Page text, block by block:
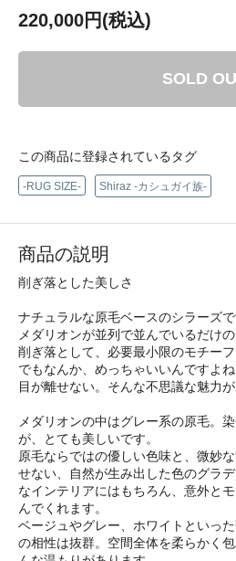
220,000円(税込)
SOLD
この商品に登録されているタグ
-RUG SIZE- Shiraz -カシュガイ族-
商品の説明
削ぎ落とした美しさ
ナチュラルな原毛ベースのシラーズで
メダリオンが並列で並んでいるだけ
削ぎ落として、必要最小限のモチー
でもなんか、めっちゃいいんですよ
目が離せない。そんな不思議な魅力が
メダリオンの中はグレー系の原毛。
が、とても美しいです。
原毛ならではの優しい色味と、微妙
せない、自然が生み出した色のグラ
なインテリアにはもちろん、意外と
んでくれます。
ベージュやグレー、ホワイトといっ
の相性は抜群。空間全体を柔らかく